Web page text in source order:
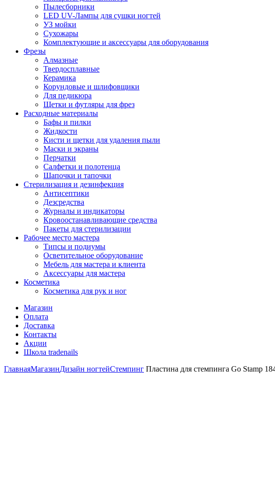
Пылесборники
LED UV-Лампы для сушки ногтей
УЗ мойки
Сухожары
Комплектующие и аксессуары для оборудования
Фрезы
Алмазные
Твердосплавные
Керамика
Корундовые и шлифовщики
Для педикюра
Щетки и футляры для фрез
Расходные материалы
Бафы и пилки
Жидкости
Кисти и щетки для удаления пыли
Маски и экраны
Перчатки
Салфетки и полотенца
Шапочки и тапочки
Стерилизация и дезинфекция
Антисептики
Дезсредства
Журналы и индикаторы
Кровоостанавливающие средства
Пакеты для стерилизации
Рабочее место мастера
Типсы и подиумы
Осветительное оборудование
Мебель для мастера и клиента
Аксессуары для мастера
Косметика
Косметика для рук и ног
Магазин
Оплата
Доставка
Контакты
Акции
Школа tradenails
ГлавнаяМагазинДизайн ногтейСтемпинг Пластина для стемпинга Go Stamp